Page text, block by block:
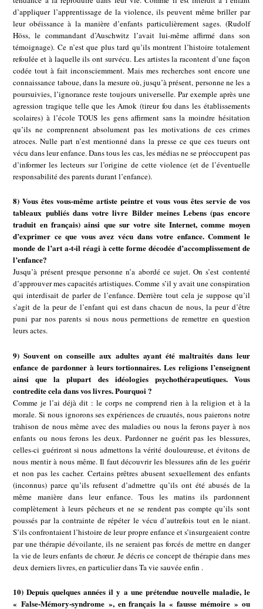
d’appliquer l’apprentissage de la violence, ils peuvent même briller par
leur obéissance à la manière d’enfants particulièrement sages. (Rudolf
Höss, le commandant d’Auschwitz l’avait lui-même affirmé dans son
témoignage). Ce n’est que plus tard qu’ils montrent l’histoire totalement
refoulée et à laquelle ils ont survécu. Les artistes la racontent d’une façon
codée tout à fait inconsciemment. Mais mes recherches sont encore une
connaissance taboue, dans la mesure où, jusqu’à présent, personne ne les a
poursuivies, l’ignorance reste toujours universelle. Par exemple après une
agression tragique telle que les Amok (tireur fou dans les établissements
scolaires) à l’école TOUS les gens affirment sans la moindre hésitation
qu’ils ne comprennent absolument pas les motivations de ces crimes
atroces. Nulle part n’est mentionné dans la presse ce que ces tueurs ont
vécu dans leur enfance. Dans tous les cas, les médias ne se préoccupent pas
d’informer les lecteurs sur l’origine de cette violence (et de l’éventuelle
responsabilité des parents durant l’enfance).
8) Vous êtes vous-même artiste peintre et vous vous êtes servie de vos
tableaux publiés dans votre livre Bilder meines Lebens (pas encore
traduit en français) ainsi que sur votre site Internet, comme moyen
d’exprimer ce que vous avez vécu dans votre enfance. Comment le
monde de l’art a-t-il réagi à cette forme décodée d’accomplissement de
l’enfance?
Jusqu’à présent presque personne n’a abordé ce sujet. On s’est contenté
d’approuver mes capacités artistiques. Comme s’il y avait une conspiration
qui interdisait de parler de l’enfance. Derrière tout cela je suppose qu’il
s’agit de la peur de l’enfant qui est dans chacun de nous, la peur d’être
puni par nos parents si nous nous permettions de remettre en question
leurs actes.
9) Souvent on conseille aux adultes ayant été maltraités dans leur
enfance de pardonner à leurs tortionnaires. Les religions l’enseignent
ainsi que la plupart des idéologies psychothérapeutiques. Vous
contredite cela dans vos livres. Pourquoi ?
Comme je l’ai déjà dit : le corps ne comprend rien à la religion et à la
morale. Si nous ignorons ses expériences de cruautés, nous paierons notre
trahison de nous même avec des maladies ou nous la ferons payer à nos
enfants ou nous ferons les deux. Pardonner ne guérit pas les blessures,
celles-ci guériront si nous admettons la vérité douloureuse, et évitons de
nous mentir à nous même. Il faut découvrir les blessures afin de les guérir
et non pas les cacher. Certains prêtres abusent sexuellement des enfants
(inconnus) parce qu’ils refusent d’admettre qu’ils ont été abusés de la
même manière dans leur enfance. Tous les matins ils pardonnent
complètement à leurs pêcheurs et ne se rendent pas compte qu’ils sont
poussés par la contrainte de répéter le vécu d’autrefois tout en le niant.
S’ils confrontaient l’histoire de leur propre enfance et s’insurgeaient contre
par une thérapie dévoilante, ils ne seraient pas forcés de mettre en danger
la vie de leurs enfants de chœur. Je décris ce concept de thérapie dans mes
deux derniers livres, en particulier dans Ta vie sauvée enfin .
10) Depuis quelques années il y a une prétendue nouvelle maladie, le
« False-Mémory-syndrome », en français la « fausse mémoire » ou